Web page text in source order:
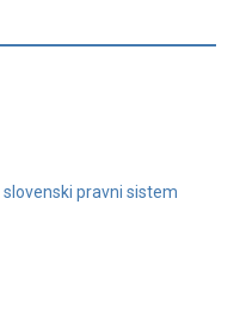
pravni sistem